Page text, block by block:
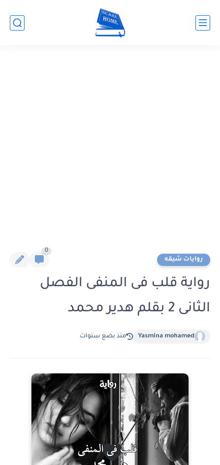
روايات شيقه
0
رواية قلب فى المنفى الفصل
الثانى 2 بقلم هدير محمد
Yasmina mohamed منذ بضع سنوات